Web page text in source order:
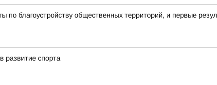
благоустройству общественных территорий, и первые
развитие спорта